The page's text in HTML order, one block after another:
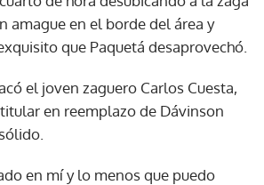
amague en el borde del área y
que Paquetá desaprovechó.
el joven zaguero Carlos Cuesta,
en reemplazo de Dávinson
en mí y lo menos que puedo